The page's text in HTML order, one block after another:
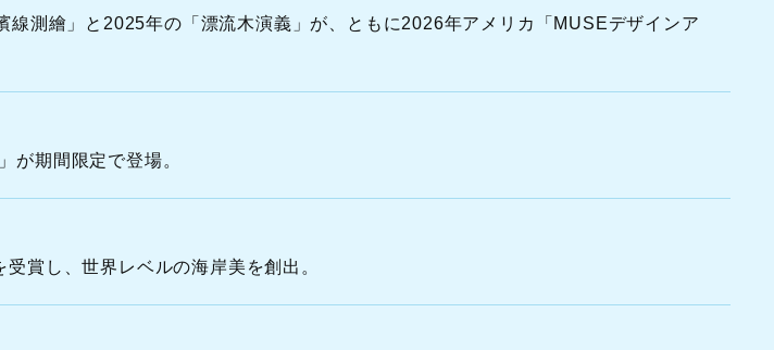
線測繪」と2025年の「漂流木演義」が、ともに2026年アメリカ「MUSEデザインア
が期間限定で登場。
賞し、世界レベルの海岸美を創出。